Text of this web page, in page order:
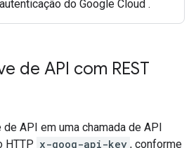
do Google Cloud .
de API com REST
de API em uma chamada de API
HTTP x-goog-api-key , conforme